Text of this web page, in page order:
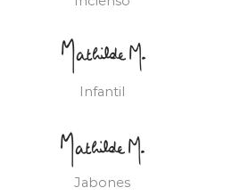
Infantil
Jabones